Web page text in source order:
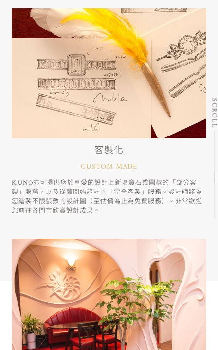
客製化
CUSTOM MADE
K.UNO亦可提供您於喜愛的設計上新增寶石或圖樣的「部分客
製」服務，以及從頭開始設計的「完全客製」服務。設計師將為
您繪製不限張數的設計圖（至估價為止為免費服務）。非常歡迎
您前往各門市欣賞設計成果。